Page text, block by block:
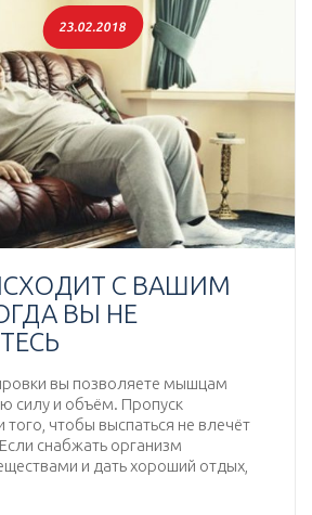
С ВАШИМ
ВЫ НЕ
вы позволяете мышцам
силу и объём. Пропуск
чтобы выспаться не влечёт
снабжать организм
и дать хороший отдых,
23.02.2018